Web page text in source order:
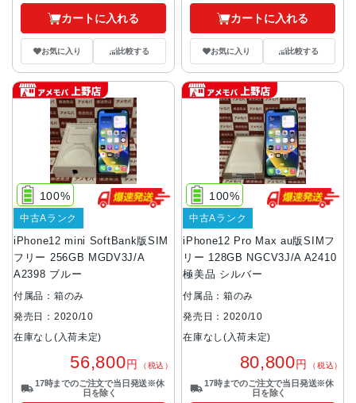
カートに入れる
お気に入り 比較する
カートに入れる
お気に入り 比較する
iPhone12 mini SoftBank版SIM
フリー 256GB MGDV3J/A
A2398 ブルー
100%
中古Aランク
付属品：箱のみ
発売日：2020/10
在庫なし(入荷未定)
56,800円 （税込）
17時までのご注文で当日発送※休
日を除く
iPhone12 Pro Max au版SIMフ
リー 128GB NGCV3J/A A2410
極美品 シルバー
100%
中古Aランク
付属品：箱のみ
発売日：2020/10
在庫なし(入荷未定)
80,800円 （税込）
17時までのご注文で当日発送※休
日を除く